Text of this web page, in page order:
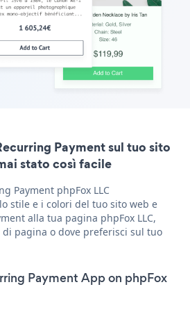
Payment sul tuo sito
stato così facile
Payment phpFox LLC
stile e i colori del tuo sito web e
alla tua pagina phpFox LLC,
pagina o dove preferisci sul tuo
Payment App on phpFox